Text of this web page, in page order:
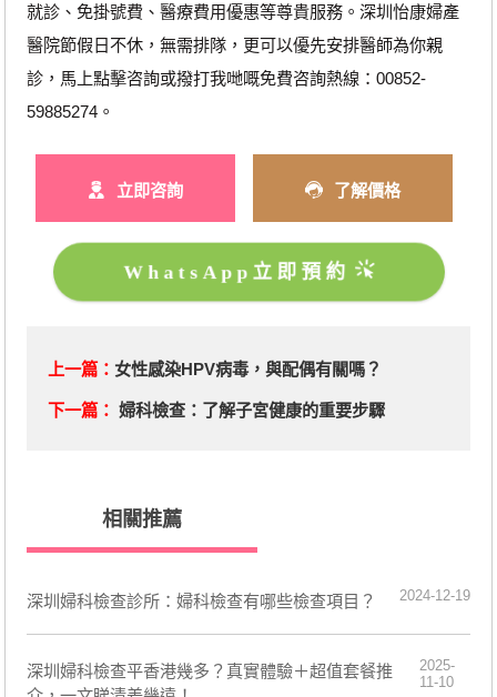
就診、免掛號費、醫療費用優惠等尊貴服務。深圳怡康婦產
醫院節假日不休，無需排隊，更可以優先安排醫師為你親
診，馬上點擊咨詢或撥打我哋嘅免費咨詢熱線：00852-
59885274。
立即咨詢 了解價格
WhatsApp立即預約
上一篇： 女性感染HPV病毒，與配偶有關嗎？
下一篇： 婦科檢查：了解子宮健康的重要步驟
相關推薦
深圳婦科檢查診所：婦科檢查有哪些檢查項目？ 2024-12-19
深圳婦科檢查平香港幾多？真實體驗＋超值套餐推
2025-
11-10